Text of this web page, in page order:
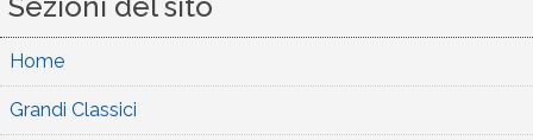
Home
Grandi Classici